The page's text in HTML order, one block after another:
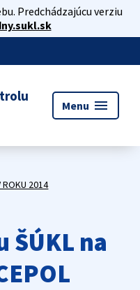
Predchádzajúcu verziu
Menu menu
ROKU 2014
ŠÚKL na